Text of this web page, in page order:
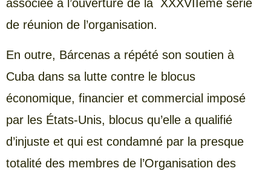
associée à l’ouverture de la XXXVIIème série
de réunion de l’organisation.
En outre, Bárcenas a répété son soutien à
Cuba dans sa lutte contre le blocus
économique, financier et commercial imposé
par les États-Unis, blocus qu’elle a qualifié
d’injuste et qui est condamné par la presque
totalité des membres de l’Organisation des